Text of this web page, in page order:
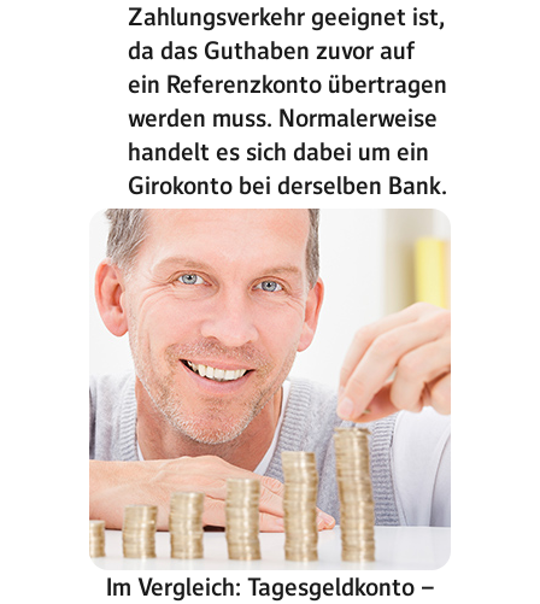
Zahlungsverkehr geeignet ist,
da das Guthaben zuvor auf
ein Referenzkonto übertragen
werden muss. Normalerweise
handelt es sich dabei um ein
Girokonto bei derselben Bank.
Im Vergleich: Tagesgeldkonto –